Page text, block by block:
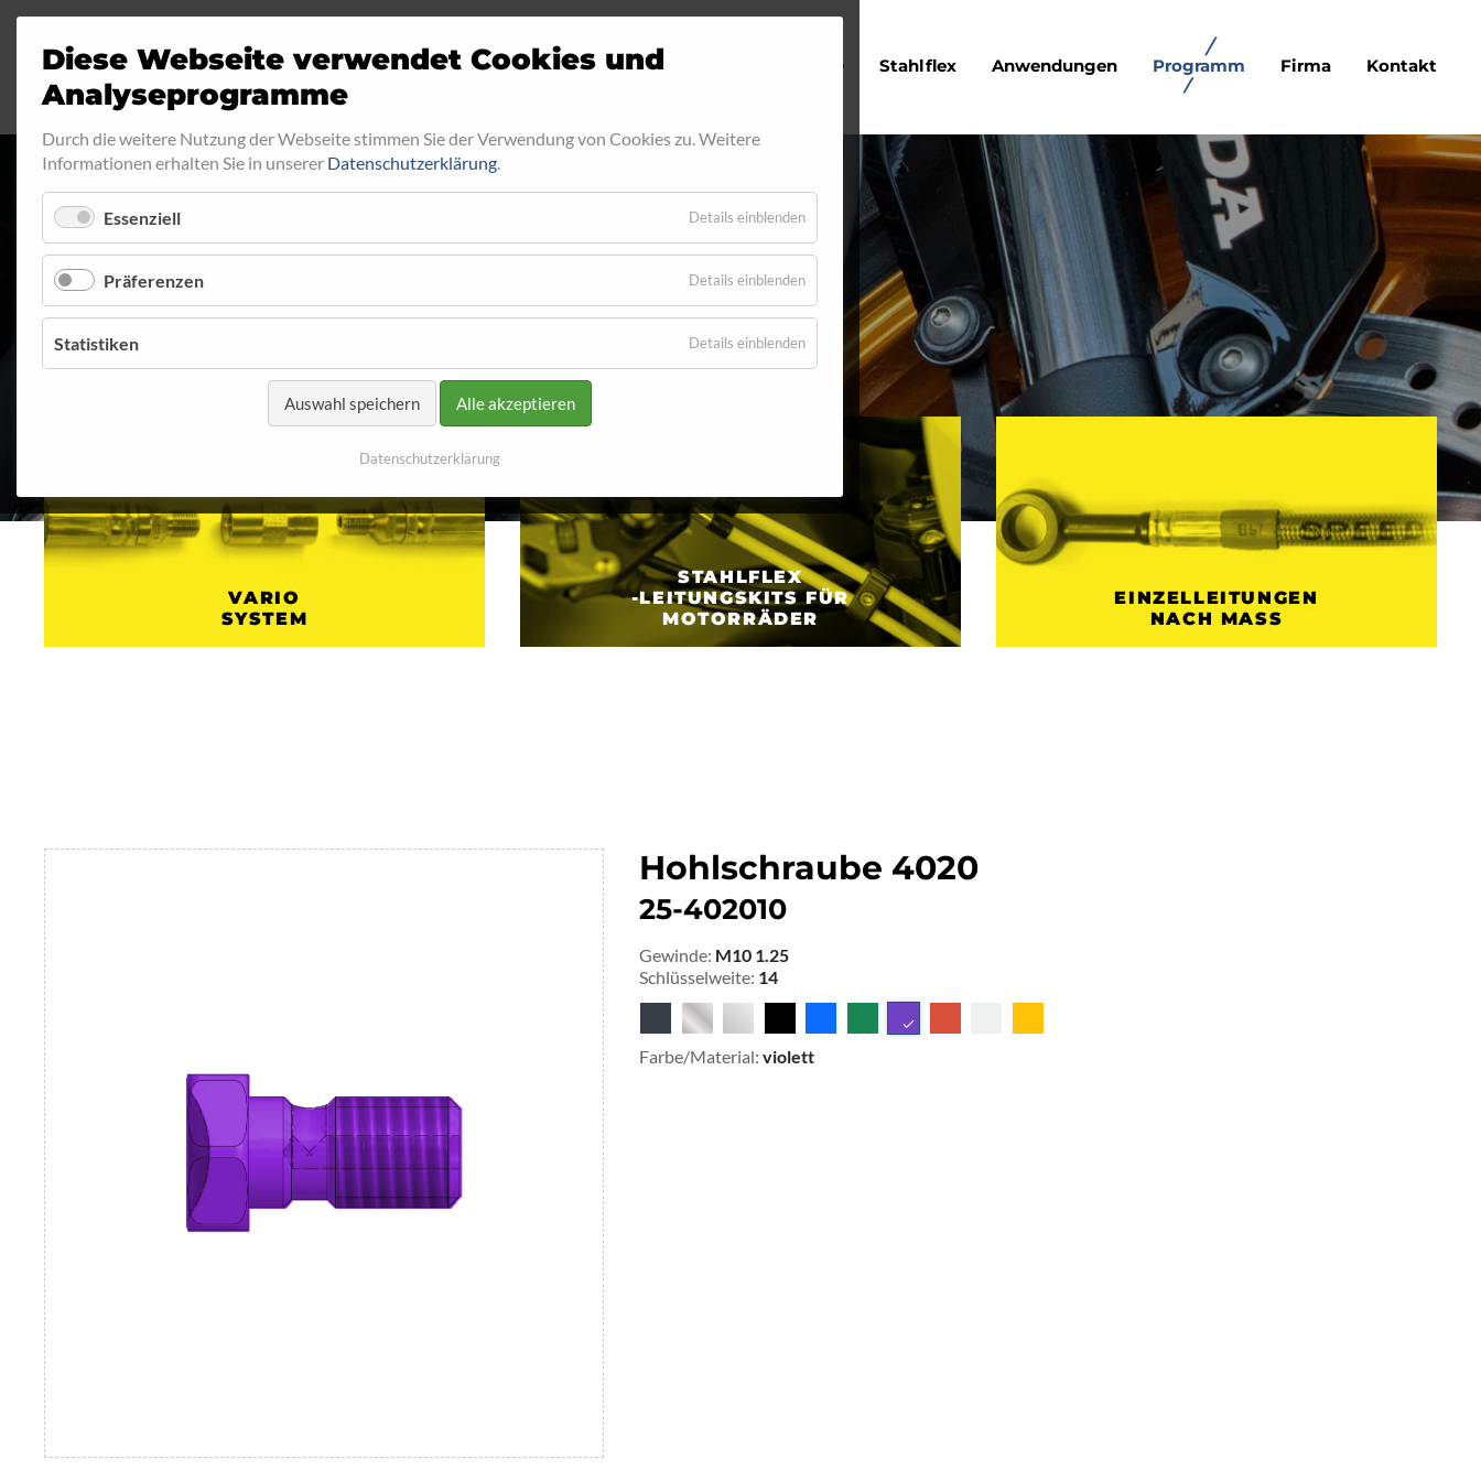
überspringen
Startseite Stahlflex Anwendungen Programm Firma Kontakt
HOHLSCHRAUBE 4020
Startseite Programm Hohlschrauben Hohlschraube 4020
VARIO
SYSTEM
STAHLFLEX
-LEITUNGSKITS FÜR
MOTORRÄDER
EINZELLEITUNGEN
NACH MASS
Hohlschraube 4020
25-402010
Gewinde: M10 1.25
Schlüsselweite: 14
Farbe/Material: violett
Diese Webseite verwendet Cookies und
Analyseprogramme
Durch die weitere Nutzung der Webseite stimmen Sie der Verwendung von Cookies zu. Weitere
Informationen erhalten Sie in unserer Datenschutzerklärung.
Essenziell Details einblenden
Präferenzen Details einblenden
Statistiken Details einblenden
Auswahl speichern Alle akzeptieren
Datenschutzerklärung